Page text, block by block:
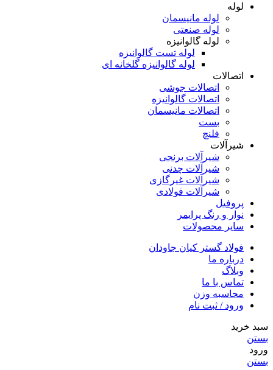
لوله
لوله مانیسمان
لوله صنعتی
لوله گالوانیزه
لوله تست گالوانیزه
لوله گالوانیزه گلخانه ای
اتصالات
اتصالات جوشی
اتصالات گالوانیزه
اتصالات مانیسمان
بست
فلنچ
شیرآلات
شیرآلات برنجی
شیرآلات چدنی
شیرآلات غیرگازی
شیرآلات فولادی
پروفیل
نوار و رنگ پرایمر
سایر محصولات
فولاد گستر کیان جاودان
درباره ما
وبلاگ
تماس با ما
محاسبه وزن
ورود / ثبت نام
سبد خرید
بستن
ورود
بستن